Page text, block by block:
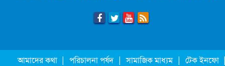
মূল্যস্ফীতি কমে জুনে ৯ দশমিক ১৬ শতাংশ
ছুটিতে গিয়ে না ফিরলে ৩ বছরের নিষেধাজ্ঞা,
আমাদের কথা | পরিচালনা পর্ষদ | সামাজিক মাধ্যম | টেক ইনফো